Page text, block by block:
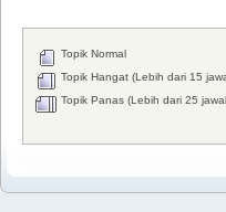
Topik Normal
Topik Hangat (Lebih dari 15
Topik Panas (Lebih dari 25